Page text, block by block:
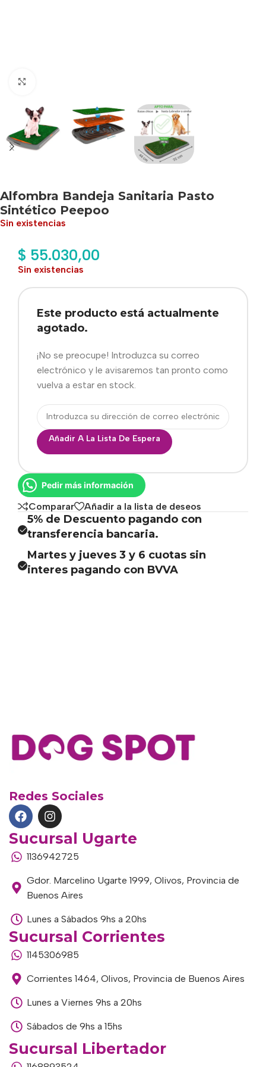
Alfombra Bandeja Sanitaria Pasto
Sintético Peepoo
Sin existencias
$ 55.030,00
Sin existencias
Este producto está actualmente
agotado.
¡No se preocupe! Introduzca su correo
electrónico y le avisaremos tan pronto como
vuelva a estar en stock.
Añadir A La Lista De Espera
Pedir más información
Comparar Añadir a la lista de deseos
5% de Descuento pagando con
transferencia bancaria.
Martes y jueves 3 y 6 cuotas sin
interes pagando con BVVA
Redes Sociales
Sucursal Ugarte
1136942725
Gdor. Marcelino Ugarte 1999, Olivos, Provincia de
Buenos Aires
Lunes a Sábados 9hs a 20hs
Sucursal Corrientes
1145306985
Corrientes 1464, Olivos, Provincia de Buenos Aires
Lunes a Viernes 9hs a 20hs
Sábados de 9hs a 15hs
Sucursal Libertador